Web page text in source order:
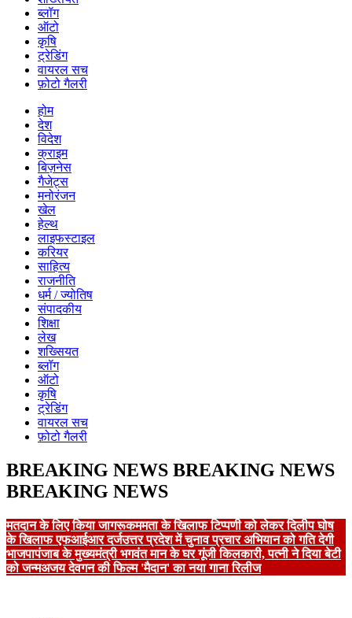
ब्लॉग
ऑटो
कृषि
ट्रेडिंग
वायरल सच
फ़ोटो गैलरी
होम
देश
विदेश
क्राइम
बिज़नेस
गैजेट्स
मनोरंजन
खेल
हेल्थ
लाइफस्टाइल
करियर
साहित्य
राजनीति
धर्म / ज्योतिष
संपादकीय
शिक्षा
लेख
शख्सियत
ब्लॉग
ऑटो
कृषि
ट्रेडिंग
वायरल सच
फ़ोटो गैलरी
BREAKING NEWS BREAKING NEWS
BREAKING NEWS
मतदान के लिए किया जागरूकममता के खिलाफ टिप्पणी को लेकर दिलीप घोष
के खिलाफ एफआईआर दर्जउत्तर प्रदेश में चुनाव प्रचार अभियान को गति देगी
भाजपापंजाब के मुख्यमंत्री भगवंत मान के घर गूंजी किलकारी, पत्नी ने दिया बेटी
को जन्मअजय देवगन की फिल्म 'मैदान' का नया गाना रिलीज